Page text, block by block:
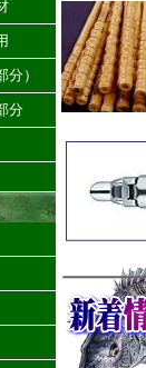
）
分